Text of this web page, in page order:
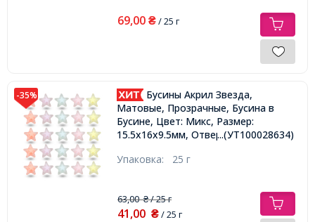
69,00 ₴/ 25 г
-35%
Бусины Акрил Звезда,
Матовые, Прозрачные, Бусина в
Бусине, Цвет: Микс, Размер:
15.5х16х9.5мм, Отверстие 3мм,
...(УТ100028634)
Упаковка: 25 г
63,00₴/ 25 г
41,00 ₴/ 25 г